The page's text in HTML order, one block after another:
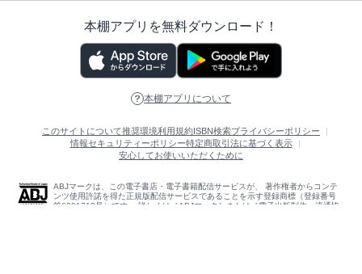
本棚アプリを無料ダウンロード！
本棚アプリについて
このサイトについて推奨環境利用規約ISBN検索プライバシーポリシー
情報セキュリティーポリシー特定商取引法に基づく表示
安心してお使いいただくために
ABJマークは、この電子書店・電子書籍配信サービスが、 著作権者からコンテ
ンツ使用許諾を得た正規版配信サービスであることを示す登録商標（登録番号
第6091713号）です。 詳しくは［ABJマーク］または［電子出版制作・流通協